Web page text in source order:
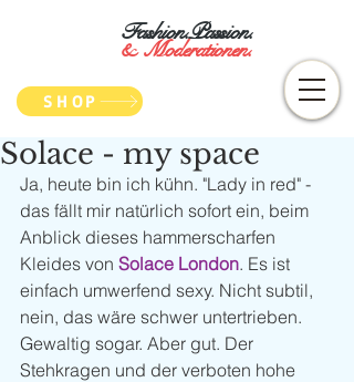
Fashion.Passion.
&Moderationen.
SHOP
Solace - my space
Ja, heute bin ich kühn. "Lady in red" -
das fällt mir natürlich sofort ein, beim
Anblick dieses hammerscharfen
Kleides von Solace London. Es ist
einfach umwerfend sexy. Nicht subtil,
nein, das wäre schwer untertrieben.
Gewaltig sogar. Aber gut. Der
Stehkragen und der verboten hohe